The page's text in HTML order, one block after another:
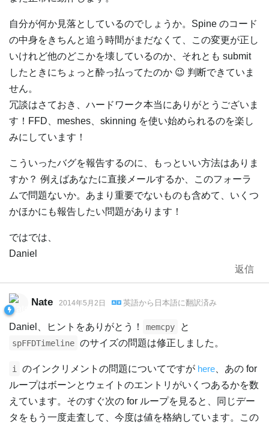
自分が何か見落としているのでしょうか。Spine のコード
の中身をきちんと追う時間がまだなくて、この変更が正し
いけれど他のどこかを壊しているのか、それとも submit
したときにちょっと酔っ払ってたのか 😉 判断できていま
せん。
冗談はさておき、ハードワーク本当にありがとうございま
す！FFD、meshes、skinning を使い始められるのを楽し
みにしています！
こういったバグを報告するのに、もっといい方法はありま
すか？ 例えばあなたに直接メールするか、このフォーラ
ムで問題ないか。あまり重要でないものも含めて、いくつ
かほかにも報告したい問題があります！
ではでは、
Daniel
返信
Nate 2014年5月2日 英語から 日本語に翻訳済み
Daniel、ヒントをありがとう！ memcpy と
spFFDTimeline のサイズの問題は修正しました。
i のインクリメントの問題についてですが here 、あの for
ループはボーンとウェイトのエントリがいくつあるかを数
えています。そのすぐ次の for ループを見ると、同じデー
タをもう一度走査して、今度は値を格納しています。この